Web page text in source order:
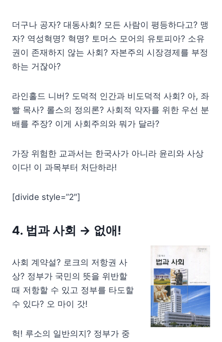
더구나 공자? 대동사회? 모든 사람이 평등하다고? 맹
자? 역성혁명? 혁명? 토머스 모어의 유토피아? 소유
권이 존재하지 않는 사회? 자본주의 시장경제를 부정
하는 거잖아?
라인홀드 니버? 도덕적 인간과 비도덕적 사회? 아, 좌
빨 목사? 롤스의 정의론? 사회적 약자를 위한 우선 분
배를 주장? 이게 사회주의와 뭐가 달라?
가장 위험한 교과서는 한국사가 아니라 윤리와 사상
이다! 이 과목부터 처단하라!
[divide style=”2″]
4. 법과 사회 → 없애!
사회 계약설? 로크의 저항권 사
상? 정부가 국민의 뜻을 위반할
때 저항할 수 있고 정부를 타도할
수 있다? 오 마이 갓!
헉! 루소의 일반의지? 정부가 중